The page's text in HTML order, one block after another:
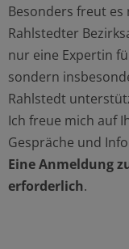
Besonders freut
Rahlstedter
nur eine Expertin
sondern
Rahlstedt
Ich freue mich auf
Gespräche und
EineAnmeldung
erforderlich.